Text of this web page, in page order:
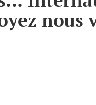
nous